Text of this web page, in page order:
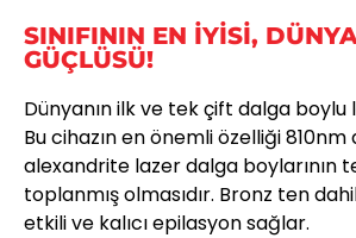
SINIFININ EN İYİSİ,
GÜÇLÜSÜ!
Dünyanın ilk ve tek çift dalga boylu
Bu cihazın en önemli özelliği
alexandrite lazer dalga boylarının
toplanmış olmasıdır. Bronz ten
etkili ve kalıcı epilasyon sağlar.